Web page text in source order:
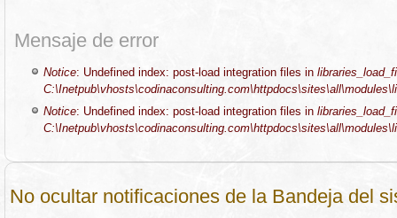
Mensaje de error
Notice: Undefined index: post-load integration files in
Notice: Undefined index: post-load integration files in
No ocultar notificaciones de la Bandeja del